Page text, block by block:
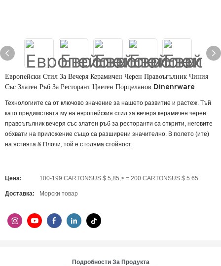
Европейски Стил За Вечеря Керамичен Черен Правоъгълник Чиния
Със Златен Ръб За Ресторант Цветен Порцеланов Dinenrware
Технологиите са от ключово значение за нашето развитие и растеж. Тъй
като предимствата му на европейския стил за вечеря керамичен черен
правоъгълник вечеря със златен ръб за ресторанти са открити, неговите
обхвати на приложение също са разширени значително. В полето (ите)
на ястията & Плочи, той е с голяма стойност.
Цена: 100-199 CARTONSUS $ 5,85,> = 200 CARTONSUS $ 5.65
Доставка: Морски товар
Подробности За Продукта